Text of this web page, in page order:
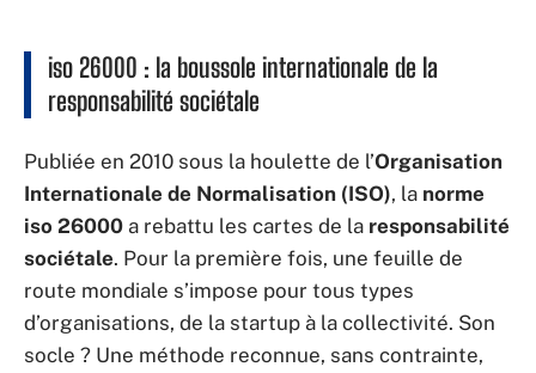
iso 26000 : la boussole internationale de la
responsabilité sociétale
Publiée en 2010 sous la houlette de l’Organisation
Internationale de Normalisation (ISO), la norme
iso 26000 a rebattu les cartes de la responsabilité
sociétale. Pour la première fois, une feuille de
route mondiale s’impose pour tous types
d’organisations, de la startup à la collectivité. Son
socle ? Une méthode reconnue, sans contrainte,